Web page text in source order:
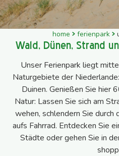
home ferienpark
Wald, Dünen, Strand
Unser Ferienpark liegt
Naturgebiete der
Duinen. Genießen Sie hier
Natur: Lassen Sie sich am
wehen, schlendern Sie durch
aufs Fahrrad. Entdecken Sie
Städte oder gehen Sie in